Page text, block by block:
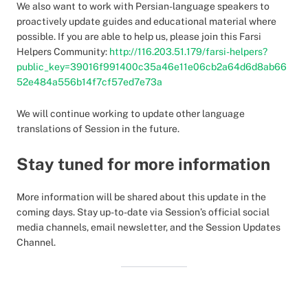
We also want to work with Persian-language speakers to
proactively update guides and educational material where
possible. If you are able to help us, please join this Farsi
Helpers Community: http://116.203.51.179/farsi-helpers?
public_key=39016f991400c35a46e11e06cb2a64d6d8ab66
52e484a556b14f7cf57ed7e73a
We will continue working to update other language
translations of Session in the future.
Stay tuned for more information
More information will be shared about this update in the
coming days. Stay up-to-date via Session’s official social
media channels, email newsletter, and the Session Updates
Channel.